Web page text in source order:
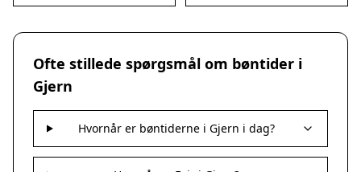
Ofte stillede spørgsmål om bøntider i
Gjern
Hvornår er bøntiderne i Gjern i dag?